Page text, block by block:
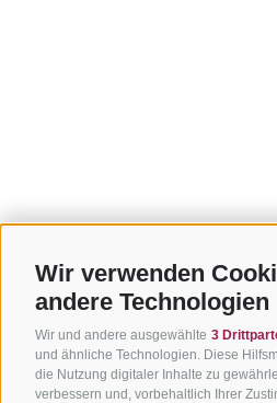
Wir verwenden
andere Technologien
Wir und andere ausgewählte 3
und ähnliche Technologien. Diese
die Nutzung digitaler Inhalte zu
verbessern und, vorbehaltlich Ihrer